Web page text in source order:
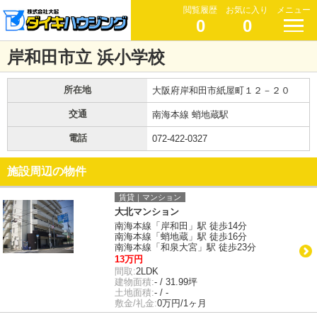
閲覧履歴
0
お気に入り
0
メニュー
岸和田市立 浜小学校
所在地 大阪府岸和田市紙屋町１２－２０
交通 南海本線 蛸地蔵駅
電話 072-422-0327
施設周辺の物件
賃貸｜マンション
大北マンション
南海本線「岸和田」駅 徒歩14分
南海本線「蛸地蔵」駅 徒歩16分
南海本線「和泉大宮」駅 徒歩23分
13万円
間取:2LDK
建物面積:- / 31.99坪
土地面積:- / -
敷金/礼金:0万円/1ヶ月